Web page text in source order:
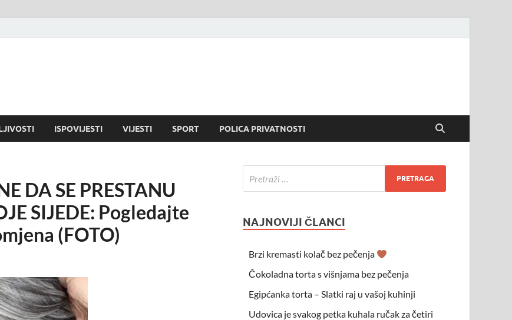
ISPOVIJESTI VIJESTI SPORT POLICA PRIVATNOSTI
DA SE PRESTANU
SIJEDE: Pogledajte
(FOTO)
NAJNOVIJI ČLANCI
Brzi kremasti kolač bez pečenja
Čokoladna torta s višnjama bez pečenja
Egipćanka torta – Slatki raj u vašoj kuhinji
Udovica je svakog petka kuhala ručak za četiri